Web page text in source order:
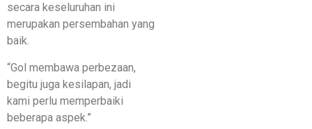
secara keseluruhan ini
merupakan persembahan yang
baik.
“Gol membawa perbezaan,
begitu juga kesilapan, jadi
kami perlu memperbaiki
beberapa aspek.”